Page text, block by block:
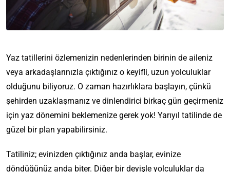
Yaz tatillerini özlemenizin nedenlerinden birinin de aileniz
veya arkadaşlarınızla çıktığınız o keyifli, uzun yolculuklar
olduğunu biliyoruz. O zaman hazırlıklara başlayın, çünkü
şehirden uzaklaşmanız ve dinlendirici birkaç gün geçirmeniz
için yaz dönemini beklemenize gerek yok! Yarıyıl tatilinde de
güzel bir plan yapabilirsiniz.
Tatiliniz; evinizden çıktığınız anda başlar, evinize
döndüğünüz anda biter. Diğer bir deyişle yolculuklar da